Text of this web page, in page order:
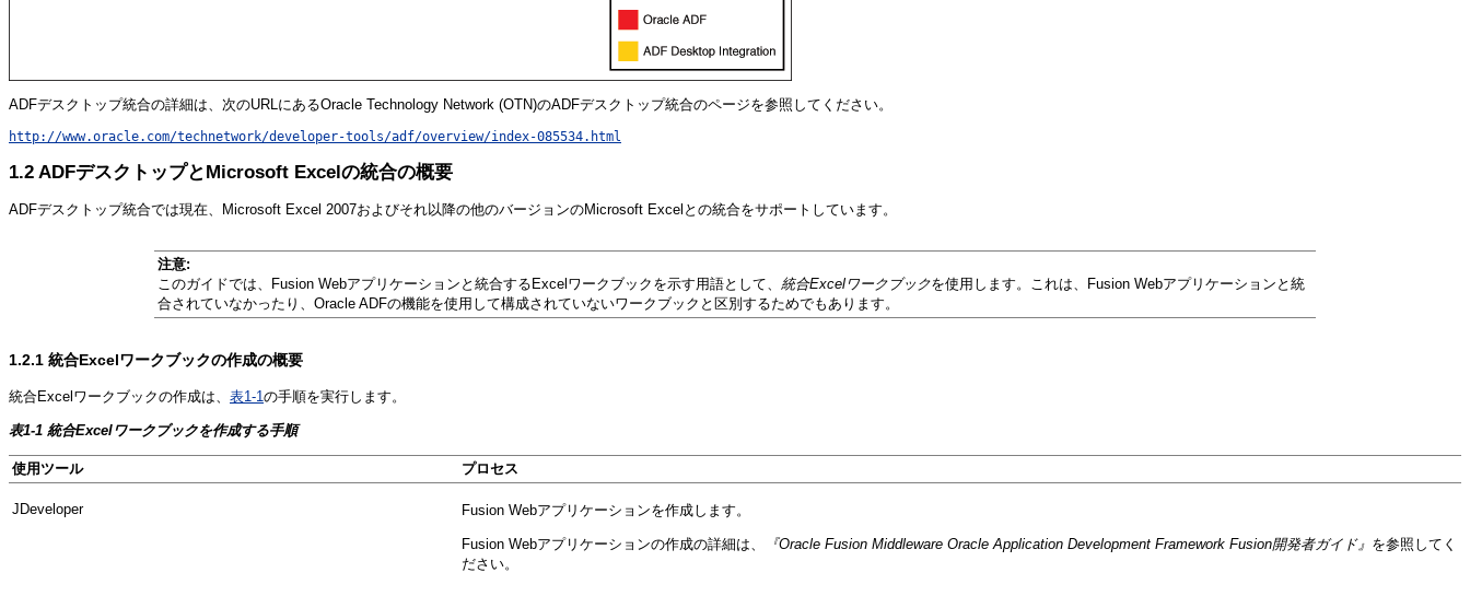
ADFデスクトップ統合の詳細は、次のURLにあるOracle Technology Network (OTN)のADFデスクトップ統合のページを参照してください。
http://www.oracle.com/technetwork/developer-tools/adf/overview/index-085534.html
1.2 ADFデスクトップとMicrosoft Excelの統合の概要
ADFデスクトップ統合では現在、Microsoft Excel 2007およびそれ以降の他のバージョンのMicrosoft Excelとの統合をサポートしています。
注意:
このガイドでは、Fusion Webアプリケーションと統合するExcelワークブックを示す用語として、 統合Excelワークブックを使用します。これは、Fusion Webアプリケーションと統
合されていなかったり、Oracle ADFの機能を使用して構成されていないワークブックと区別するためでもあります。­
1.2.1 統合Excelワークブックの作成の概要
統合Excelワークブックの作成は、 表1-1の手順を実行します。
表1-1 統合Excelワークブックを作成する手順
使用ツール プロセス
JDeveloper Fusion Webアプリケーションを作成します。
Fusion Webアプリケーションの作成の詳細は、 『Oracle Fusion Middleware Oracle Application Development Framework Fusion開発者ガイド』 を参照してく
ださい。